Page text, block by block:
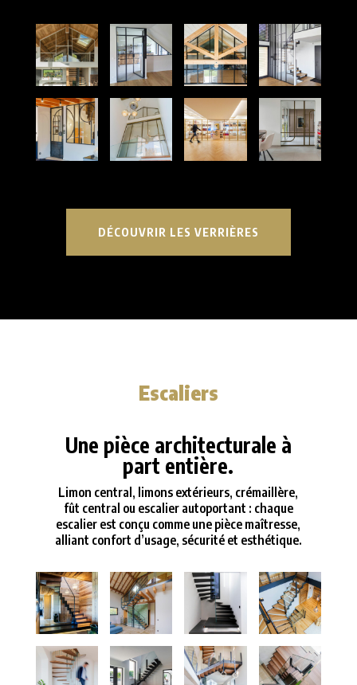
DÉCOUVRIR LES VERRIÈRES
Escaliers
Une pièce architecturale à
part entière.
Limon central, limons extérieurs, crémaillère,
fût central ou escalier autoportant : chaque
escalier est conçu comme une pièce maîtresse,
alliant confort d’usage, sécurité et esthétique.